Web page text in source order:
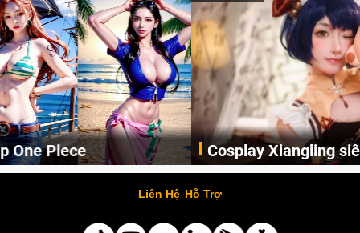
Cosplay Xiangling siêu cute
Cùng thưởng thức những hình ảnh cosplay Xiangling trong Genshin Impact siêu dễ thương của người dùng Weibo "阿包也是兔娘"
Liên Hệ Hỗ Trợ